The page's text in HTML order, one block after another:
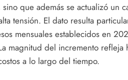
que además se actualizó un
tensión. El dato resulta
mensuales establecidos en
magnitud del incremento refleja
a lo largo del tiempo.